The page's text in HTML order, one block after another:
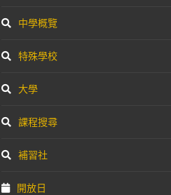
中學概覽
特殊學校
大學
課程搜尋
補習社
開放日